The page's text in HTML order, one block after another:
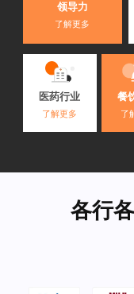
领导力
了解更多
医药行业
了解更多
餐
了
各行